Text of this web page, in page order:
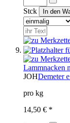
Stck
Lammnacken
JOHDemeter
pro kg
14,50 € *